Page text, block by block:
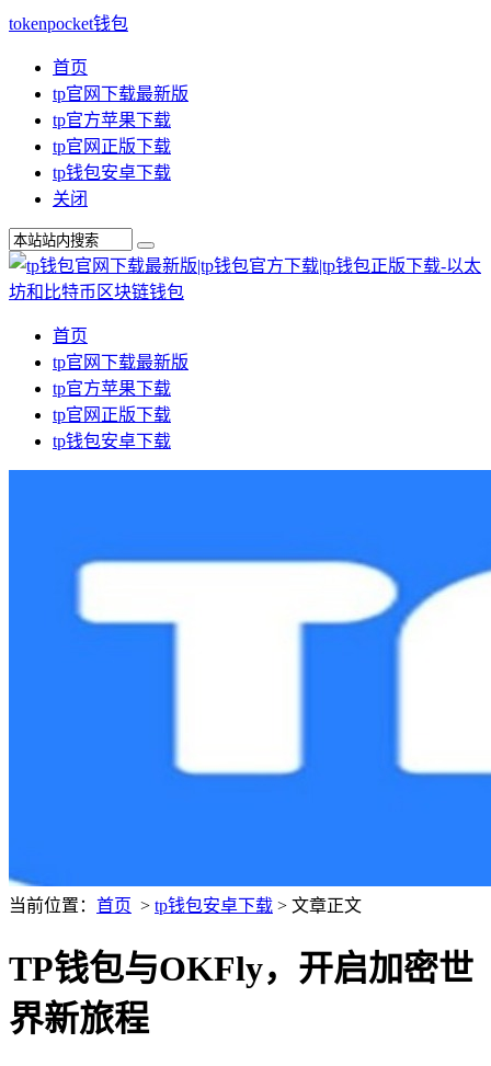
tokenpocket钱包
首页
tp官网下载最新版
tp官方苹果下载
tp官网正版下载
tp钱包安卓下载
关闭
首页
tp官网下载最新版
tp官方苹果下载
tp官网正版下载
tp钱包安卓下载
当前位置： 首页 > tp钱包安卓下载 > 文章正文
TP钱包与OKFly，开启加密世
界新旅程